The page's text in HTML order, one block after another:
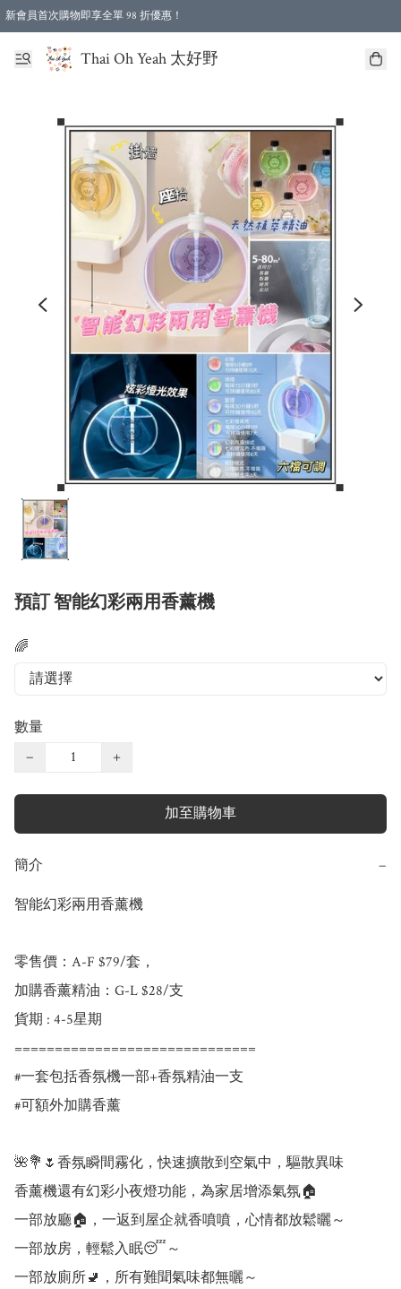
新會員首次購物即享全單 98 折優惠！
特選會員可享全單低至 96 折優惠！
Thai Oh Yeah 太好野
預訂 智能幻彩兩用香薰機
🌈
數量
−
+
加至購物車
簡介 −
智能幻彩兩用香薰機
零售價：A-F $79/套，
加購香薰精油：G-L $28/支
貨期 : 4-5星期
==============================
#一套包括香氛機一部+香氛精油一支
#可額外加購香薰
🌺💐🌷香氛瞬間霧化，快速擴散到空氣中，驅散異味
香薰機還有幻彩小夜燈功能，為家居增添氣氛🏠
一部放廳🏠，一返到屋企就香噴噴，心情都放鬆曬～
一部放房，輕鬆入眠😴～
一部放廁所🚽，所有難聞氣味都無曬～